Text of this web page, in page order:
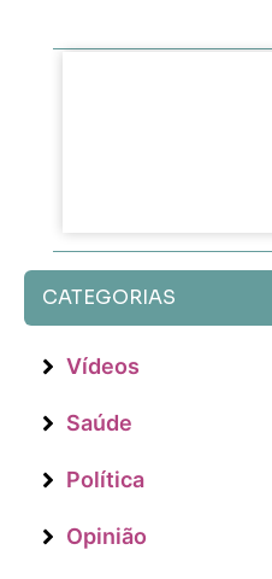
CATEGORIAS
Vídeos
Saúde
Política
Opinião